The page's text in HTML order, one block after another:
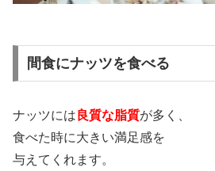
間食にナッツを食べる
ナッツには 良質な脂質が多く、
食べた時に大きい満足感を
与えてくれます。